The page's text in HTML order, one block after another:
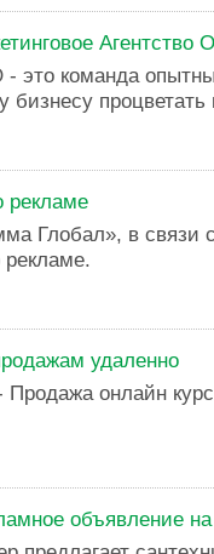
Агентство
это команда
процветать
рекламе
Глобал», в связи
удаленно
онлайн
объявление